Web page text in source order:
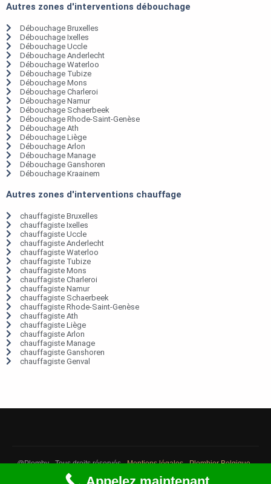
Autres zones d'interventions débouchage
Débouchage Bruxelles
Débouchage Ixelles
Débouchage Uccle
Débouchage Anderlecht
Débouchage Waterloo
Débouchage Tubize
Débouchage Mons
Débouchage Charleroi
Débouchage Namur
Débouchage Schaerbeek
Débouchage Rhode-Saint-Genèse
Débouchage Ath
Débouchage Liège
Débouchage Arlon
Débouchage Manage
Débouchage Ganshoren
Débouchage Kraainem
Autres zones d'interventions chauffage
chauffagiste Bruxelles
chauffagiste Ixelles
chauffagiste Uccle
chauffagiste Anderlecht
chauffagiste Waterloo
chauffagiste Tubize
chauffagiste Mons
chauffagiste Charleroi
chauffagiste Namur
chauffagiste Schaerbeek
chauffagiste Rhode-Saint-Genèse
chauffagiste Ath
chauffagiste Liège
chauffagiste Arlon
chauffagiste Manage
chauffagiste Ganshoren
chauffagiste Genval
@Plomby - Tous droits réservés -Mentions légales-Plombier Belgique-
Débouchage Belgique